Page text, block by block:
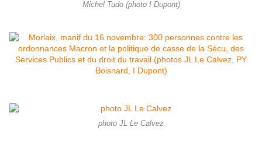
Michel Tudo (photo I Dupont)
photo JL Le Calvez